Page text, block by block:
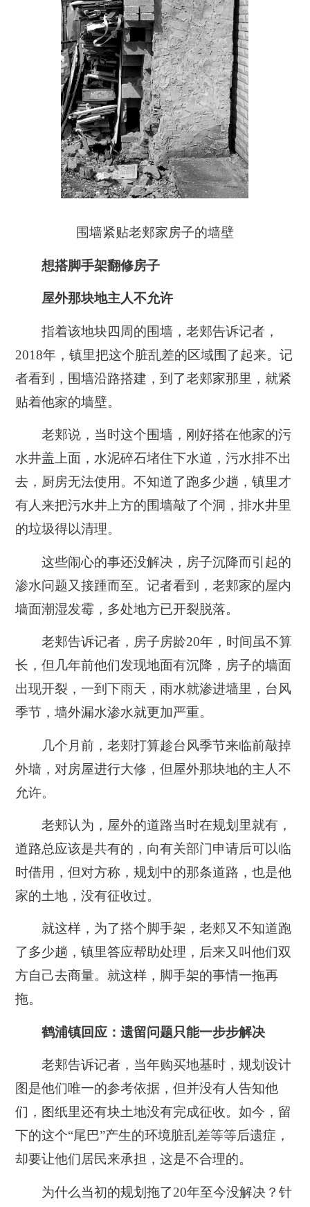
围墙紧贴老郏家房子的墙壁
想搭脚手架翻修房子
屋外那块地主人不允许
指着该地块四周的围墙，老郏告诉记者，
2018年，镇里把这个脏乱差的区域围了起来。记
者看到，围墙沿路搭建，到了老郏家那里，就紧
贴着他家的墙壁。
老郏说，当时这个围墙，刚好搭在他家的污
水井盖上面，水泥碎石堵住下水道，污水排不出
去，厨房无法使用。不知道了跑多少趟，镇里才
有人来把污水井上方的围墙敲了个洞，排水井里
的垃圾得以清理。
这些闹心的事还没解决，房子沉降而引起的
渗水问题又接踵而至。记者看到，老郏家的屋内
墙面潮湿发霉，多处地方已开裂脱落。
老郏告诉记者，房子房龄20年，时间虽不算
长，但几年前他们发现地面有沉降，房子的墙面
出现开裂，一到下雨天，雨水就渗进墙里，台风
季节，墙外漏水渗水就更加严重。
几个月前，老郏打算趁台风季节来临前敲掉
外墙，对房屋进行大修，但屋外那块地的主人不
允许。
老郏认为，屋外的道路当时在规划里就有，
道路总应该是共有的，向有关部门申请后可以临
时借用，但对方称，规划中的那条道路，也是他
家的土地，没有征收过。
就这样，为了搭个脚手架，老郏又不知道跑
了多少趟，镇里答应帮助处理，后来又叫他们双
方自己去商量。就这样，脚手架的事情一拖再
拖。
鹤浦镇回应：遗留问题只能一步步解决
老郏告诉记者，当年购买地基时，规划设计
图是他们唯一的参考依据，但并没有人告知他
们，图纸里还有块土地没有完成征收。如今，留
下的这个“尾巴”产生的环境脏乱差等等后遗症，
却要让他们居民来承担，这是不合理的。
为什么当初的规划拖了20年至今没解决？针